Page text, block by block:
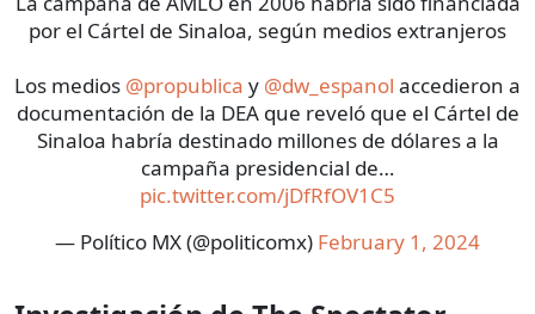
por el Cártel de Sinaloa, según medios extranjeros
Los medios @propublica y @dw_espanol accedieron a
documentación de la DEA que reveló que el Cártel de
Sinaloa habría destinado millones de dólares a la
campaña presidencial de…
pic.twitter.com/jDfRfOV1C5
— Político MX (@politicomx) February 1, 2024